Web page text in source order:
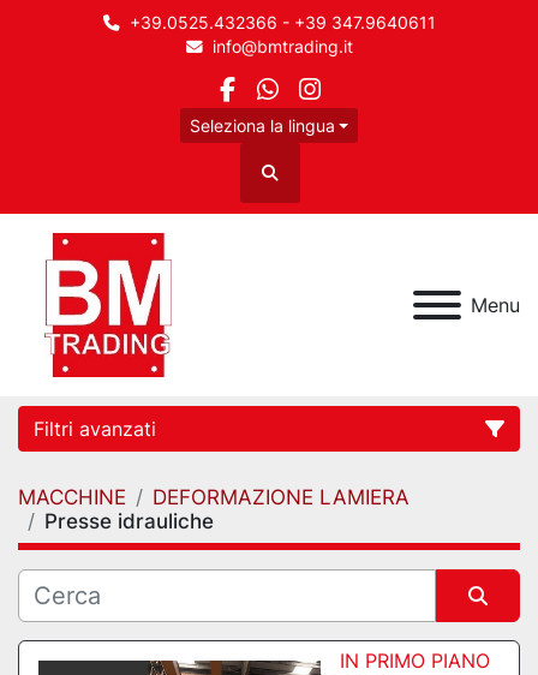
+39.0525.432366 - +39 347.9640611
info@bmtrading.it
facebook
whatsapp
instagram
Seleziona la lingua
Cerca
Menu
Filtri avanzati
Categoria
MACCHINE
DEFORMAZIONE LAMIERA
Presse idrauliche
Ordina per IN PRIMO PIANO